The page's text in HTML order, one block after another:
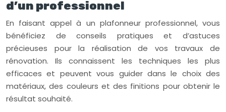
d’un professionnel
En faisant appel à un plafonneur professionnel, vous
bénéficiez de conseils pratiques et d’astuces
précieuses pour la réalisation de vos travaux de
rénovation. Ils connaissent les techniques les plus
efficaces et peuvent vous guider dans le choix des
matériaux, des couleurs et des finitions pour obtenir le
résultat souhaité.